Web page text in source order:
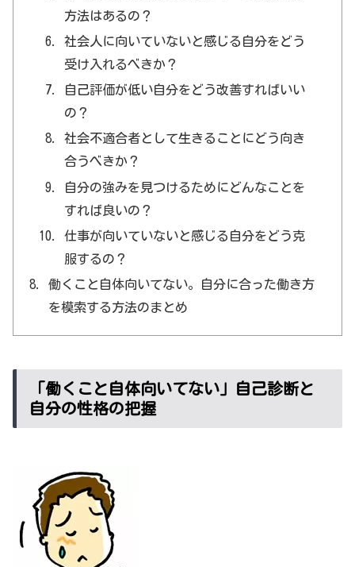
方法はあるの？
社会人に向いていないと感じる自分をどう
受け入れるべきか？
自己評価が低い自分をどう改善すればいい
の？
社会不適合者として生きることにどう向き
合うべきか？
自分の強みを見つけるためにどんなことを
すれば良いの？
仕事が向いていないと感じる自分をどう克
服するの？
働くこと自体向いてない。自分に合った働き方
を模索する方法のまとめ
「働くこと自体向いてない」自己診断と
自分の性格の把握